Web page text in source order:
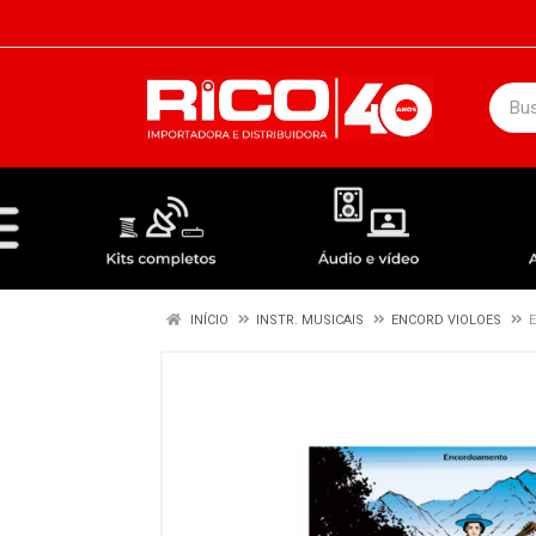
INÍCIO INSTR. MUSICAIS ENCORD VIOLOES